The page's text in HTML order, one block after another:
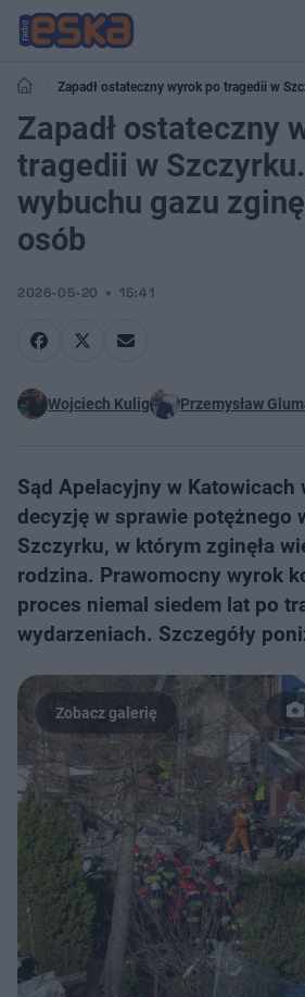
Zapadł ostateczny wyrok po tragedii w
zginęło osiem osób
Zapadł ostateczny
tragedii w
wybuchu gazu
osób
2026-05-20 15:41
Wojciech Kulig Przemysław
Sąd Apelacyjny w Katowicach
decyzję w sprawie potężnego
Szczyrku, w którym zginęła
rodzina. Prawomocny wyrok
proces niemal siedem lat po
wydarzeniach. Szczegóły